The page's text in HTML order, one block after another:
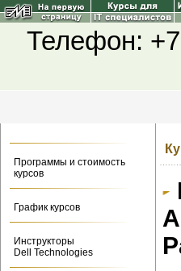
Телефон:
Программы и стоимость
курсов
График курсов
Инструкторы
Dell Technologies